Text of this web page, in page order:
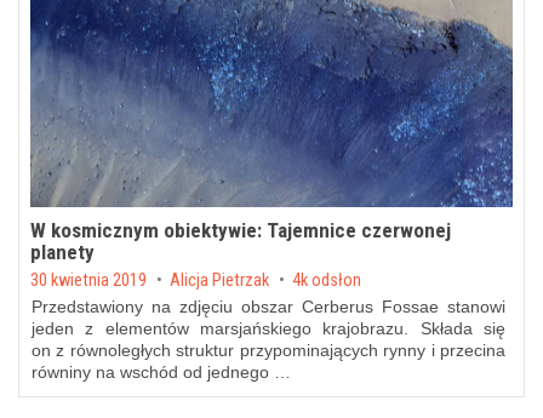
W kosmicznym obiektywie: Tajemnice czerwonej
planety
Posted on
30 kwietnia 2019 by Alicja Pietrzak 4k odsłon
Przedstawiony na zdjęciu obszar Cerberus Fossae stanowi
jeden z elementów marsjańskiego krajobrazu. Składa się
on z równoległych struktur przypominających rynny i przecina
równiny na wschód od jednego …